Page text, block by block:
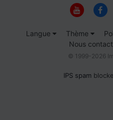
Langue Thème
Nous
© 1999-2026
IPS spam